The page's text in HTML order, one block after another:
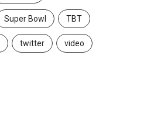
Super Bowl TBT
twitter video